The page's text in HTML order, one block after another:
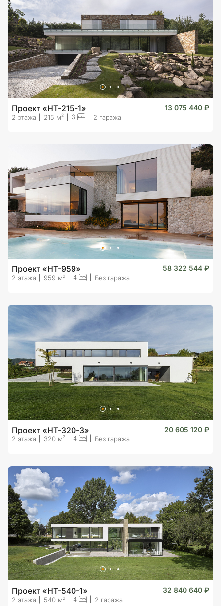
Проект «HT-215-1» 13 075 440 ₽
2 этажа 215 м2 3 2 гаража
Проект «HT-959» 58 322 544 ₽
2 этажа 959 м 2 4 Без гаража
Проект «HT-320-3» 20 605 120 ₽
2 этажа 320 м2 4 Без гаража
Проект «HT-540-1» 32 840 640 ₽
2 этажа 540 м 2 4 2 гаража